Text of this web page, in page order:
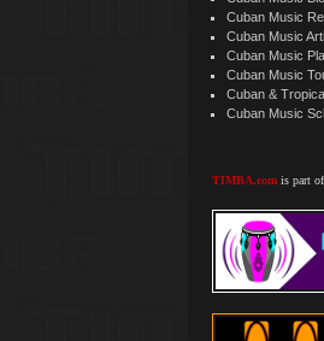
Cuban Music
Cuban Music
Cuban Music
Cuban Music
Cuban &
Cuban Music
TIMBA.comis part